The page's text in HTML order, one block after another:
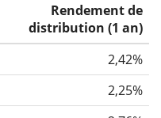
Rendement de
distribution (1 an)
2,42%
2,25%